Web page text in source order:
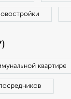
квартире